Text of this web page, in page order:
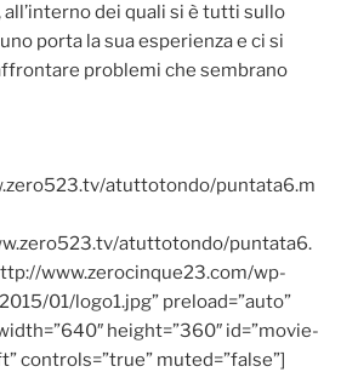
dei quali si è tutti sullo
porta la sua esperienza e ci si
problemi che sembrano
atuttotondo/puntata6.m
atuttotondo/puntata6.
www.zerocinque23.com/wp-
01/logo1.jpg” preload=”auto”
height=”360″ id=”movie-
controls=”true” muted=”false”]